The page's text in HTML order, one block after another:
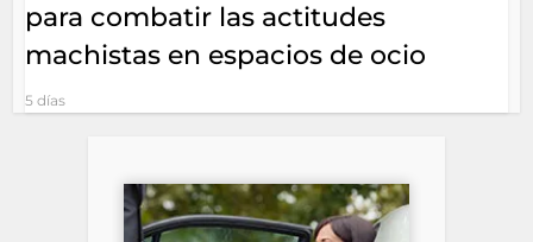
para combatir las actitudes
machistas en espacios de ocio
5 días